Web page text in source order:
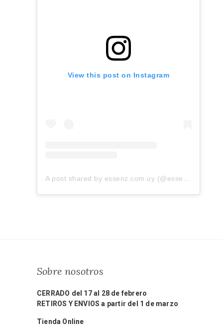
View this post on Instagram
A post shared by essenz.com.uy (@essenz.com.uy)
Sobre nosotros
CERRADO del 17 al 28 de febrero
RETIROS Y ENVIOS a partir del 1 de marzo
Tienda Online